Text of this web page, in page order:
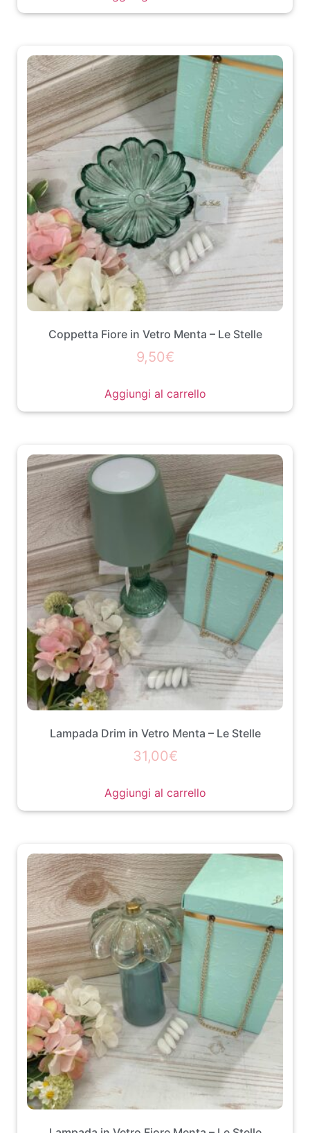
Coppetta Fiore in Vetro Menta – Le Stelle
9,50€
Aggiungi al carrello
Lampada Drim in Vetro Menta – Le Stelle
31,00€
Aggiungi al carrello